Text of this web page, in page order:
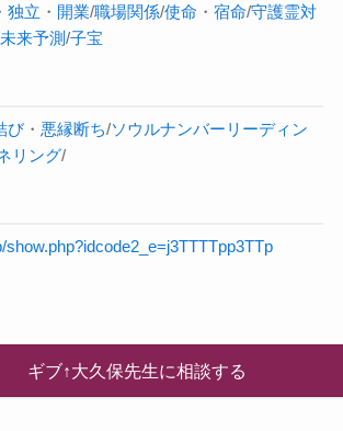
独立 ・ 開業/職場関係/使命 ・ 宿命/守護霊対
未来予測/子宝
び・ 悪縁断ち/ソウルナンバー リーディン
リング/
show.php?idcode2_e=j3TTTTpp3TTp
ギブ↑大久保先生に相談する